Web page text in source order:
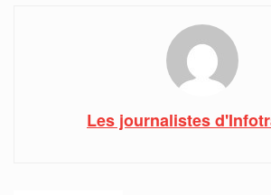
Les journalistes